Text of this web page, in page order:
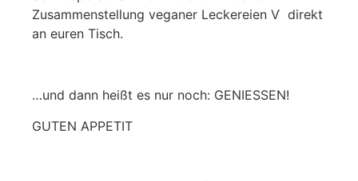
Zusammenstellung veganer Leckereien Ѵ direkt
an euren Tisch.
…und dann heißt es nur noch: GENIESSEN!
GUTEN APPETIT